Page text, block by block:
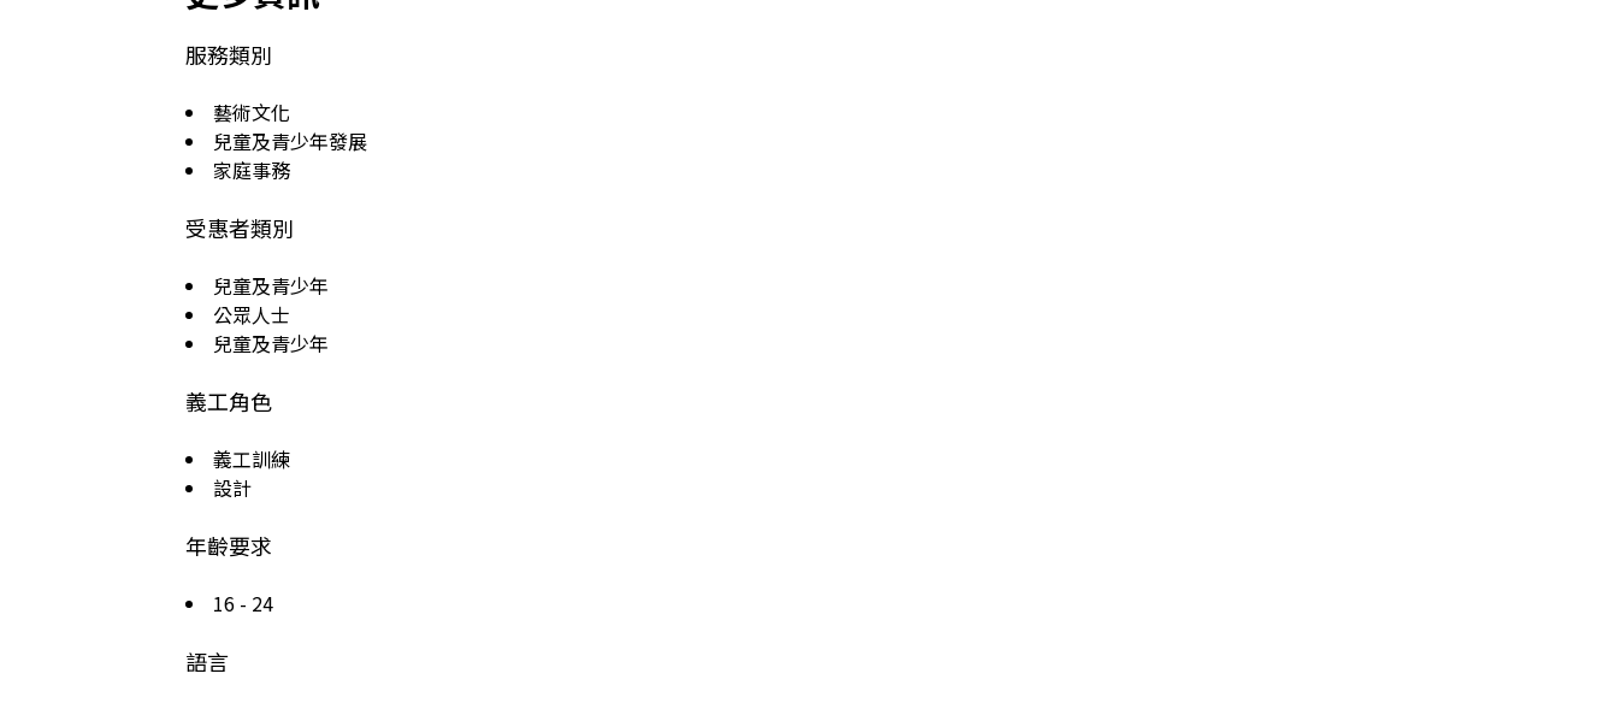
服務類別
藝術文化
兒童及青少年發展
家庭事務
受惠者類別
兒童及青少年
公眾人士
兒童及青少年
義工角色
義工訓練
設計
年齡要求
16 - 24
語言